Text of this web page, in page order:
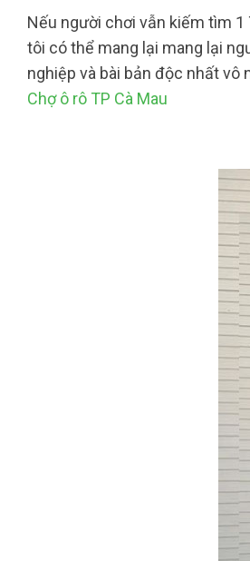
Nếu người chơi vẫn kiếm tìm 1
tôi có thể mang lại mang lại
nghiệp và bài bản độc nhất vô
Chợ ô rô TP Cà Mau